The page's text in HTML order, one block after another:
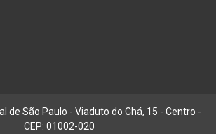
de São Paulo - Viaduto do Chá, 15 - Centro -
CEP: 01002-020